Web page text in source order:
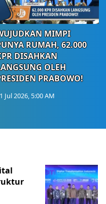
MIMPI
RUMAH, 62.000
DISAHKAN
OLEH
PRABOWO!
Jul 2026, 5:00 AM